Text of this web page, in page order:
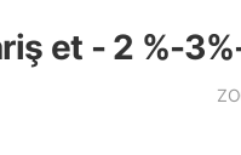
et - 2 %-